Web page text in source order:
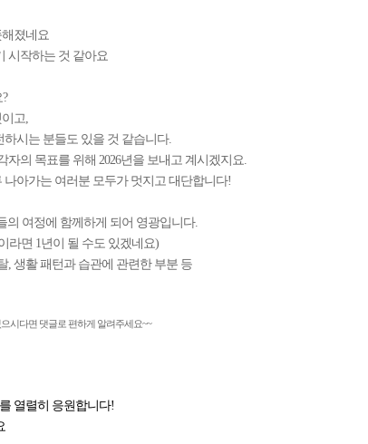
졌네요
시작하는 것 같아요
고,
시는 분들도 있을 것 같습니다.
자의 목표를 위해 2026년을 보내고 계시겠지요.
아가는 여러분 모두가 멋지고 대단합니다!
의 여정에 함께하게 되어 영광입니다.
라면 1년이 될 수도 있겠네요)
, 생활 패턴과 습관에 관련한 부분 등
시다면 댓글로 편하게 알려주세요~~
열렬히 응원합니다!